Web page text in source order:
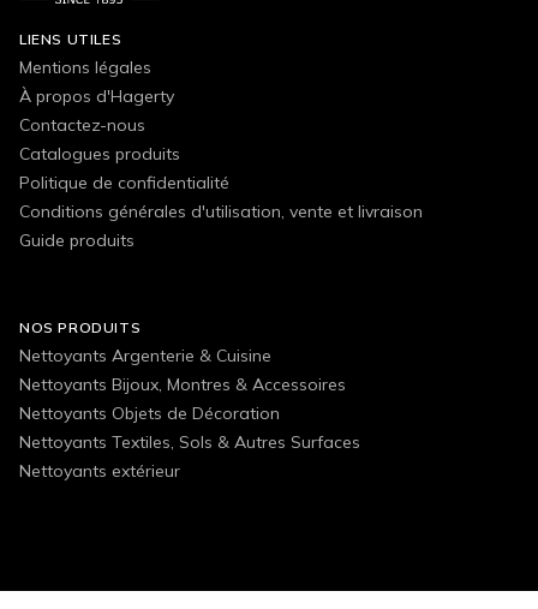
LIENS UTILES
Mentions légales
À propos d'Hagerty
Contactez-nous
Catalogues produits
Politique de confidentialité
Conditions générales d'utilisation, vente et livraison
Guide produits
NOS PRODUITS
Nettoyants Argenterie & Cuisine
Nettoyants Bijoux, Montres & Accessoires
Nettoyants Objets de Décoration
Nettoyants Textiles, Sols & Autres Surfaces
Nettoyants extérieur
FOLLOW US